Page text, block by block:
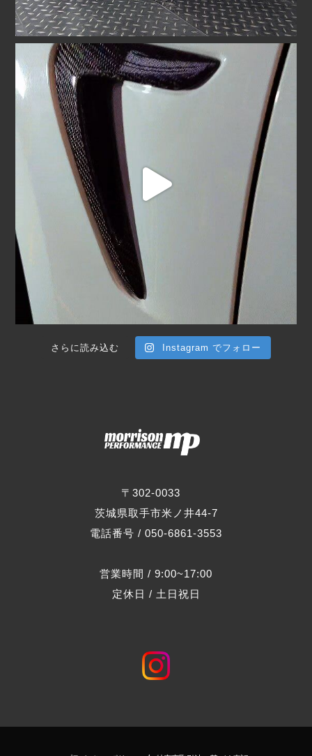
〒302-0033
茨城県取手市米ノ井44-7
電話番号 / 050-6861-3553
営業時間 / 9:00~17:00
定休日 / 土日祝日
さらに読み込む Instagram でフォロー